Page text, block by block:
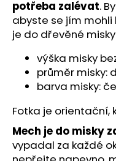
potřeba zalévat.
abyste se jím mohli
je do dřevěné
výška misky
průměr misky:
barva misky:
Fotka je orientační,
Mech je do misky
vypadal za každé
p
o
r
u